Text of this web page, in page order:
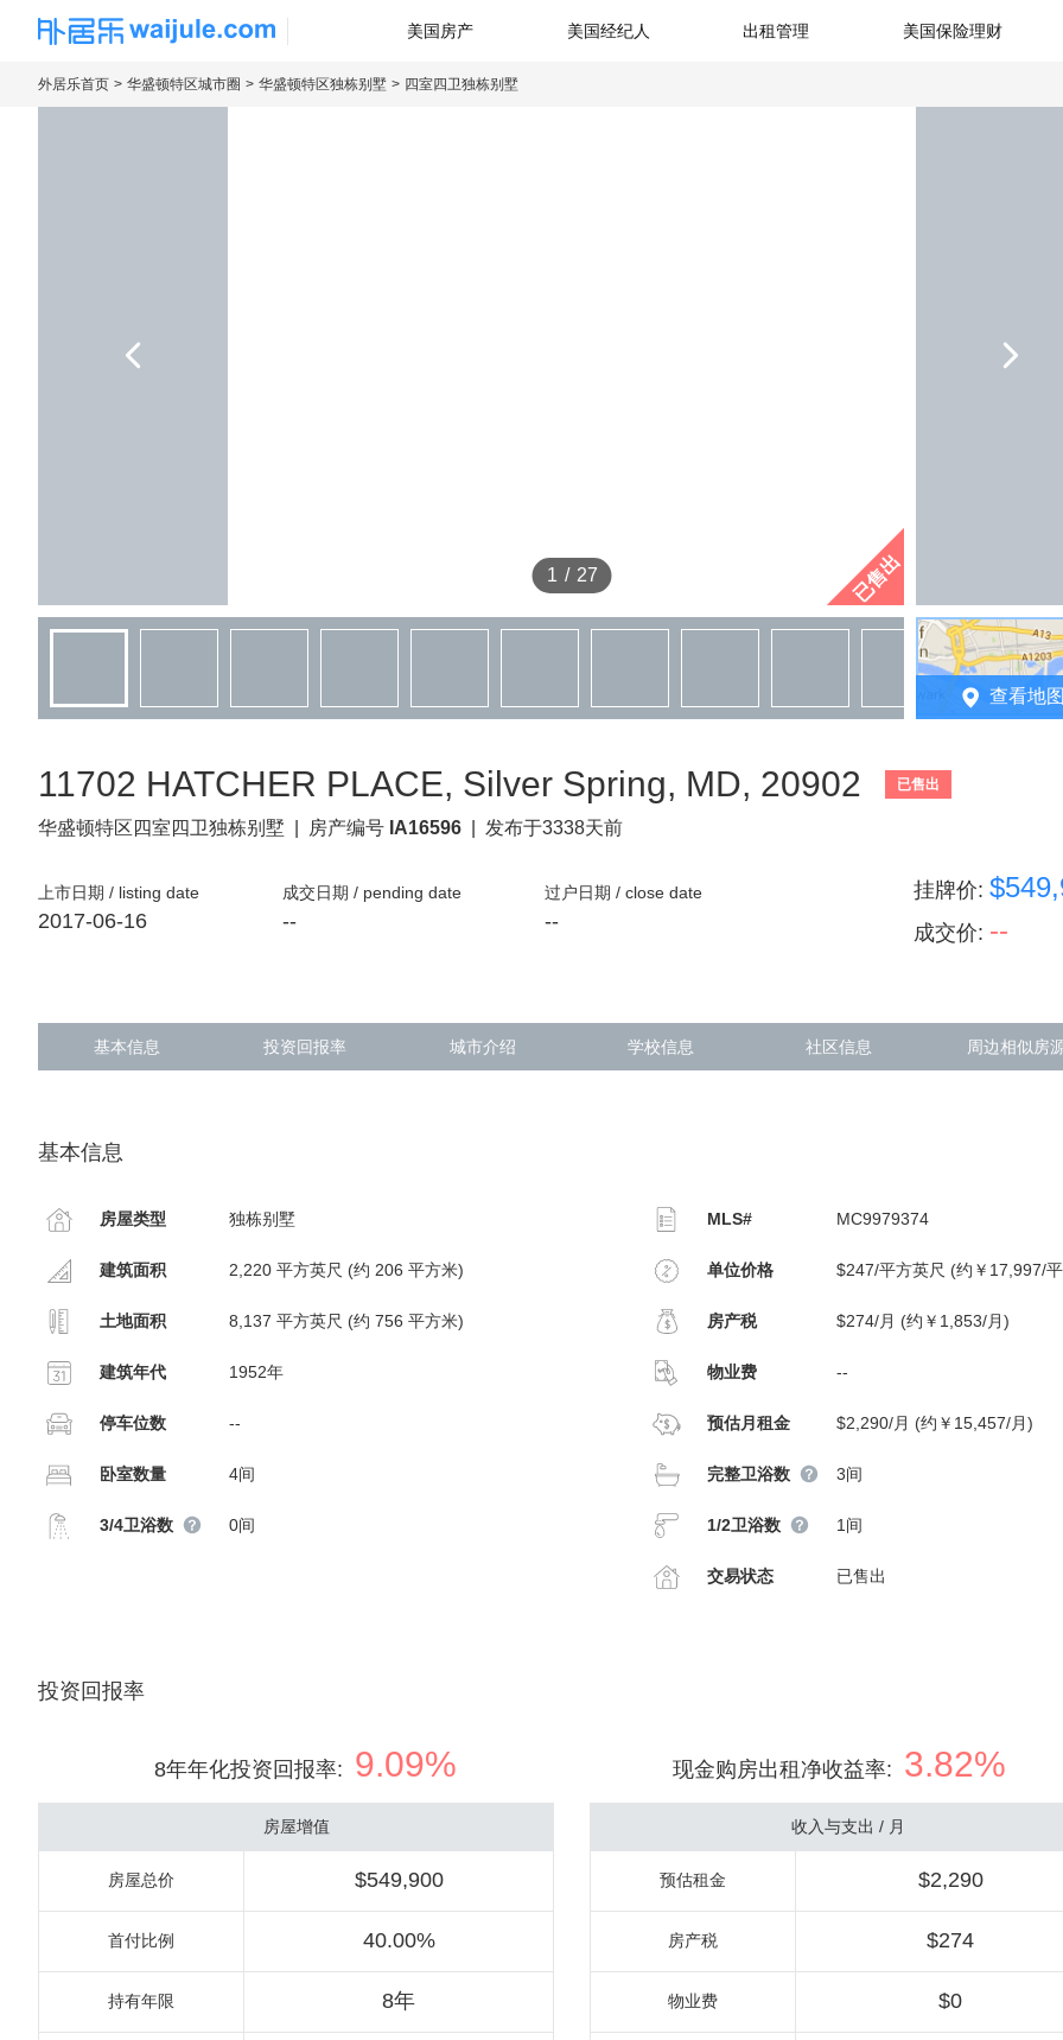
海外房产信息平台
美国房产 美国经纪人 出租管理 美国保险理财
外居乐首页 华盛顿特区城市圈 华盛顿特区独栋别墅 四室四卫独栋别墅
1 / 27 已售出
查看地
11702 HATCHER PLACE, Silver Spring, MD, 20902 已售出
华盛顿特区 四室四卫独栋别墅 房产编号 IA16596 发布于3338天前
上市日期 / listing date
2017-06-16
成交日期 / pending date
--
过户日期 / close date
--
挂牌价:
成交价: --
基本信息 投资回报率 城市介绍 学校信息 社区信息 周边相似房
基本信息
房屋类型 独栋别墅
建筑面积 2,220 平方英尺 (约 206 平方米)
土地面积 8,137 平方英尺 (约 756 平方米)
建筑年代 1952年
停车位数 --
卧室数量 4间
3/4卫浴数 0间
MLS# MC9979374
单位价格 $247/平方英尺 (约￥17,997/
房产税 $274/月 (约￥1,853/月)
物业费 --
预估月租金 $2,290/月 (约￥15,457/月)
完整卫浴数 3间
1/2卫浴数 1间
交易状态 已售出
投资回报率
8年年化投资回报率: 9.09% 现金购房出租净收益率: 3.82%
房屋增值
房屋总价 $549,900
首付比例 40.00%
持有年限 8年
收入与支出 / 月
预估租金 $2,290
房产税 $274
物业费 $0